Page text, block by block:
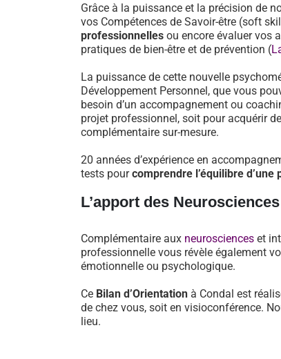
Grâce à la puissance et la précision de
vos Compétences de Savoir-être (soft
professionnelles ou encore évaluer vos
pratiques de bien-être et de prévention (
La puissance de cette nouvelle
Développement Personnel, que vous
besoin d’un accompagnement ou
projet professionnel, soit pour acquérir
complémentaire sur-mesure.
20 années d’expérience en
tests pourcomprendre l’équilibre
L’apport des Neurosciences
Complémentaire aux neurosciences et
professionnelle vous révèle également
émotionnelle ou psychologique.
Ce Bilan d’Orientation à Condal est
de chez vous, soit en visioconférence.
lieu.